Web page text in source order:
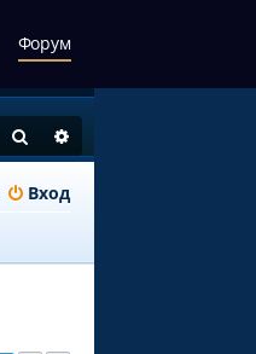
Форум
Поиск
Вход